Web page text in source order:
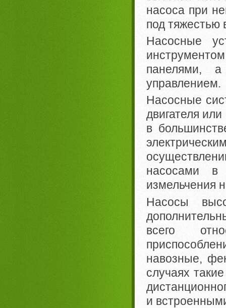
насоса при
под тяжестью
Насосные
панелями,
управлением.
Насосные
двигателя
в
насосами в
измельчения
Насосы
всего
навозные,
случаях
и